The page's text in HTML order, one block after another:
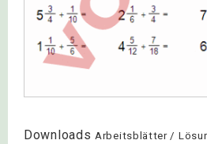
Downloads Arbeitsblätter /